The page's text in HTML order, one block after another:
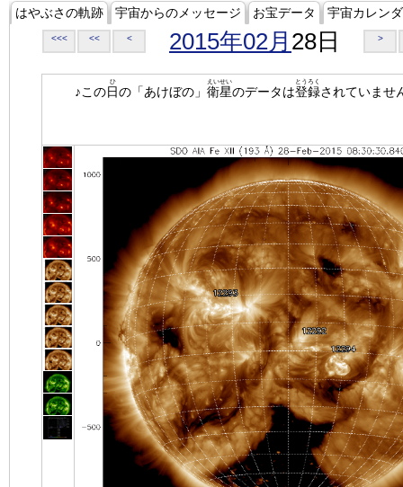
はやぶさの軌跡 宇宙からのメッセージ お宝データ 宇宙カレン
<<< << < 2015年02月 28日 >
♪この日
ひ
の「あけぼの」 衛星
えいせい
のデータは登録
とうろく
されていませ